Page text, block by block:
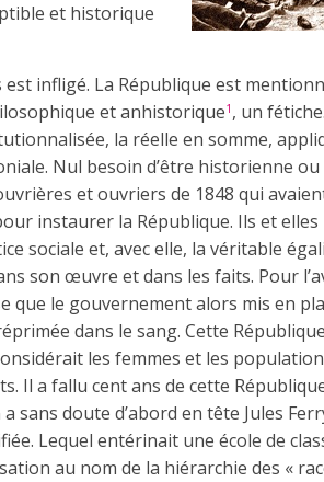
et historique
infligé. La République est
et anhistorique1 , un
la réelle en somme,
Nul besoin d’être historienne
et ouvriers de 1848 qui
instaurer la République. Ils et elles
sociale et, avec elle, la véritable
son œuvre et dans les faits. Pour
que le gouvernement alors mis en
dans le sang. Cette
les femmes et les
Il a fallu cent ans de cette
sans doute d’abord en tête Jules
Lequel entérinait une école de
au nom de la hiérarchie des «